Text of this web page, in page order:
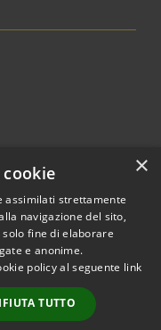
© 2026 • Comune di
Moscufo • Powered by
•
Accesso
redazione
×
assimilati strettamente
navigazione del sito,
fine di elaborare
e anonime.
policy al seguente link
TUTTO